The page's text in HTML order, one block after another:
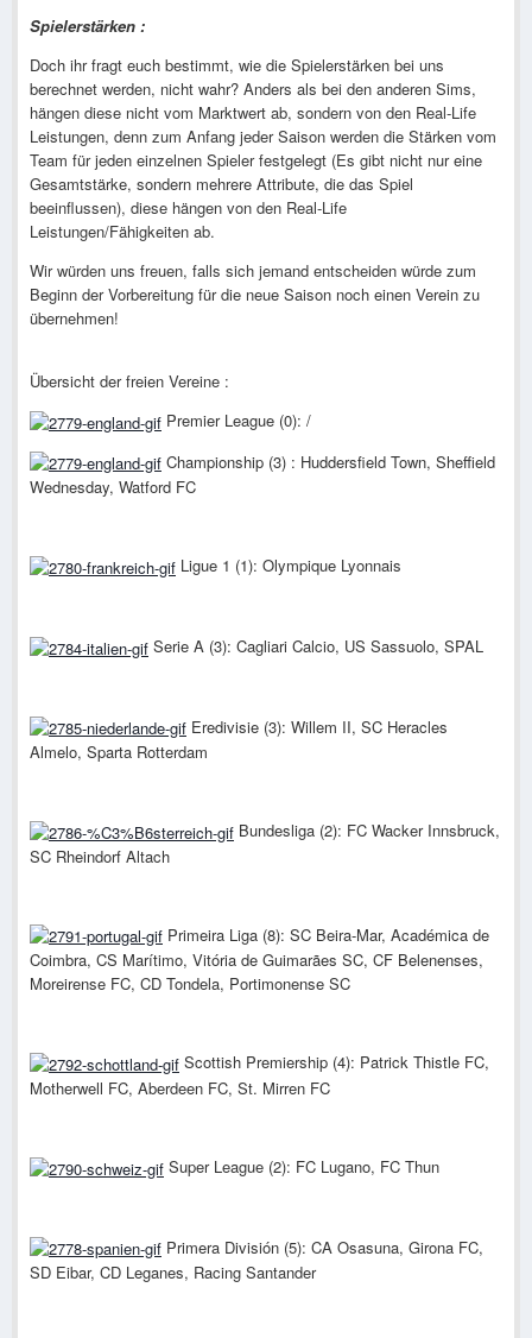
Spielerstärken :
Doch ihr fragt euch bestimmt, wie die Spielerstärken bei uns
berechnet werden, nicht wahr? Anders als bei den anderen Sims,
hängen diese nicht vom Marktwert ab, sondern von den Real-Life
Leistungen, denn zum Anfang jeder Saison werden die Stärken vom
Team für jeden einzelnen Spieler festgelegt (Es gibt nicht nur eine
Gesamtstärke, sondern mehrere Attribute, die das Spiel
beeinflussen), diese hängen von den Real-Life
Leistungen/Fähigkeiten ab.
Wir würden uns freuen, falls sich jemand entscheiden würde zum
Beginn der Vorbereitung für die neue Saison noch einen Verein zu
übernehmen!
Übersicht der freien Vereine :
Premier League (0): /
Championship (3) : Huddersfield Town, Sheffield
Wednesday, Watford FC
Ligue 1 (1): Olympique Lyonnais
Serie A (3): Cagliari Calcio, US Sassuolo, SPAL
Eredivisie (3): Willem II, SC Heracles
Almelo, Sparta Rotterdam
Bundesliga (2): FC Wacker Innsbruck,
SC Rheindorf Altach
Primeira Liga (8): SC Beira-Mar, Académica de
Coimbra, CS Marítimo, Vitória de Guimarães SC, CF Belenenses,
Moreirense FC, CD Tondela, Portimonense SC
Scottish Premiership (4): Patrick Thistle FC,
Motherwell FC, Aberdeen FC, St. Mirren FC
Super League (2): FC Lugano, FC Thun
Primera División (5): CA Osasuna, Girona FC,
SD Eibar, CD Leganes, Racing Santander